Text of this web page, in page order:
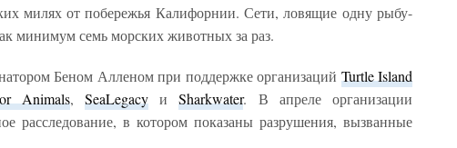
милях от побережья Калифорнии. Сети, ловящие одну рыбу-
минимум семь морских животных за раз.
Беном Алленом при поддержке организаций Turtle Island
Animals,SeaLegacy иSharkwater. В апреле организации
расследование, в котором показаны разрушения, вызванные